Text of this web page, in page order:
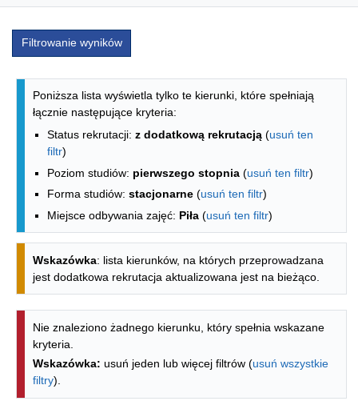
Filtrowanie wyników
Lista kierunków - spis według
Poniższa lista wyświetla tylko te kierunki, które spełniają
łącznie następujące kryteria:
Status rekrutacji: z dodatkową rekrutacją (usuń ten
filtr)
Poziom studiów: pierwszego stopnia (usuń ten filtr)
Forma studiów: stacjonarne (usuń ten filtr)
Miejsce odbywania zajęć: Piła (usuń ten filtr)
Wskazówka: lista kierunków, na których przeprowadzana
jest dodatkowa rekrutacja aktualizowana jest na bieżąco.
Nie znaleziono żadnego kierunku, który spełnia wskazane
kryteria.
Wskazówka: usuń jeden lub więcej filtrów (usuń wszystkie
filtry).